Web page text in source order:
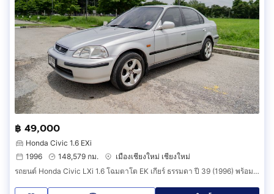
฿ 49,000
Honda Civic 1.6 EXi
1996
148,579 กม.
เมืองเชียงใหม่ เชียงใหม่
รถยนต์ Honda Civic LXi 1.6 โฉมตาโต EK เกียร์ ธรรมดา ปี 39 (1996) พร้อมใช้